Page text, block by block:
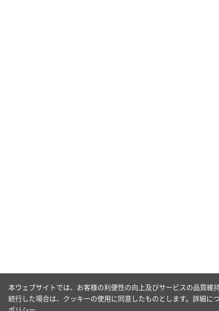
本ウェブサイトでは、お客様の利便性の向上及びサービスの品質
続行した場合は、クッキーの使用に同意したものとします。詳細